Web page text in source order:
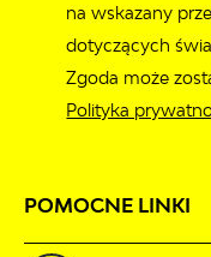
POMOCNE LINKI
na wskazany
dotyczących
Zgoda może
Polityka